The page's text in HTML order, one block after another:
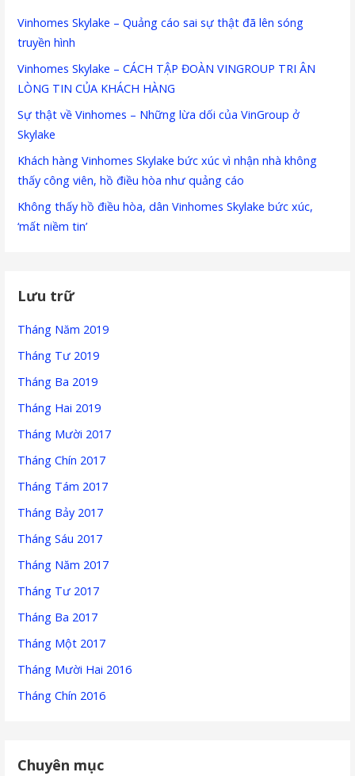
Vinhomes Skylake – Quảng cáo sai sự thật đã lên sóng
truyền hình
Vinhomes Skylake – CÁCH TẬP ĐOÀN VINGROUP TRI ÂN
LÒNG TIN CỦA KHÁCH HÀNG
Sự thật về Vinhomes – Những lừa dối của VinGroup ở
Skylake
Khách hàng Vinhomes Skylake bức xúc vì nhận nhà không
thấy công viên, hồ điều hòa như quảng cáo
Không thấy hồ điều hòa, dân Vinhomes Skylake bức xúc,
‘mất niềm tin’
Lưu trữ
Tháng Năm 2019
Tháng Tư 2019
Tháng Ba 2019
Tháng Hai 2019
Tháng Mười 2017
Tháng Chín 2017
Tháng Tám 2017
Tháng Bảy 2017
Tháng Sáu 2017
Tháng Năm 2017
Tháng Tư 2017
Tháng Ba 2017
Tháng Một 2017
Tháng Mười Hai 2016
Tháng Chín 2016
Chuyên mục